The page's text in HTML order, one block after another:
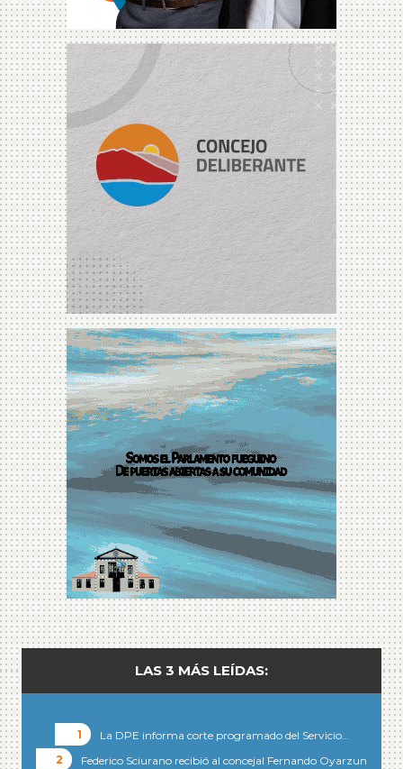
LAS 3 MÁS LEÍDAS:
La DPE informa corte programado del Servicio…
Federico Sciurano recibió al concejal Fernando Oyarzun